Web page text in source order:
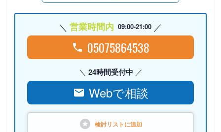
営業時間内 09:00-21:00
05075864538
24時間受付中
Webで相談
検討リストに追加